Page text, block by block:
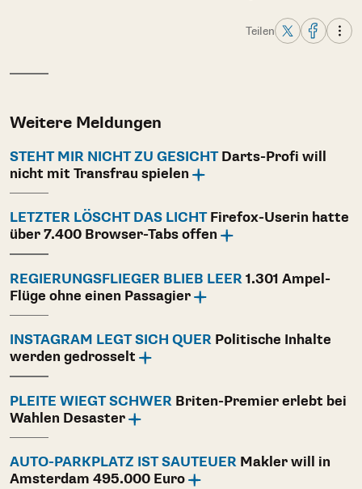
Teilen
Weitere Meldungen
STEHT MIR NICHT ZU GESICHTDarts-Profi will
nicht mit Transfrau spielen
LETZTER LÖSCHT DAS LICHTFirefox-Userin hatte
über 7.400 Browser-Tabs offen
REGIERUNGSFLIEGER BLIEB LEER 1.301 Ampel-
Flüge ohne einen Passagier
INSTAGRAM LEGT SICH QUER Politische Inhalte
werden gedrosselt
PLEITE WIEGT SCHWER Briten-Premier erlebt bei
Wahlen Desaster
AUTO-PARKPLATZ IST SAUTEUER Makler will in
Amsterdam 495.000 Euro